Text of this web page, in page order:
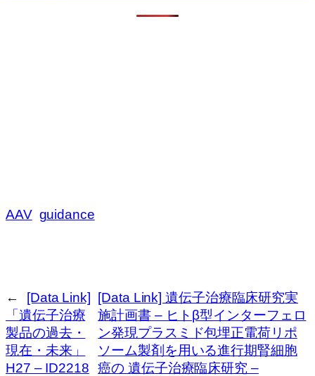
AAV guidance
←
[Data Link]
「遺伝子治療
製品の過去・
現在・未来」
H27 – ID2218
[Data Link] 遺伝子治療臨床研究実
施計画書 – ヒトβ型インターフェロ
ン発現プラスミド包埋正電荷リポ
ソーム製剤を用いる進行期腎細胞
癌の 遺伝子治療臨床研究 –